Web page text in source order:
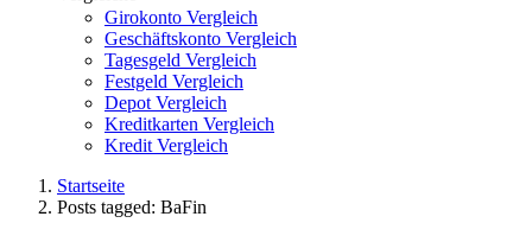
Girokonto Vergleich
Geschäftskonto Vergleich
Tagesgeld Vergleich
Festgeld Vergleich
Depot Vergleich
Kreditkarten Vergleich
Kredit Vergleich
Startseite
Posts tagged: BaFin